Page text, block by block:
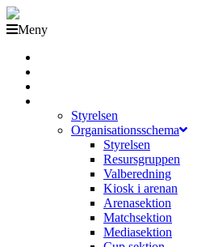
Meny
Styrelsen
Organisationsschema
Styrelsen
Resursgruppen
Valberedning
Kiosk i arenan
Arenasektion
Matchsektion
Mediasektion